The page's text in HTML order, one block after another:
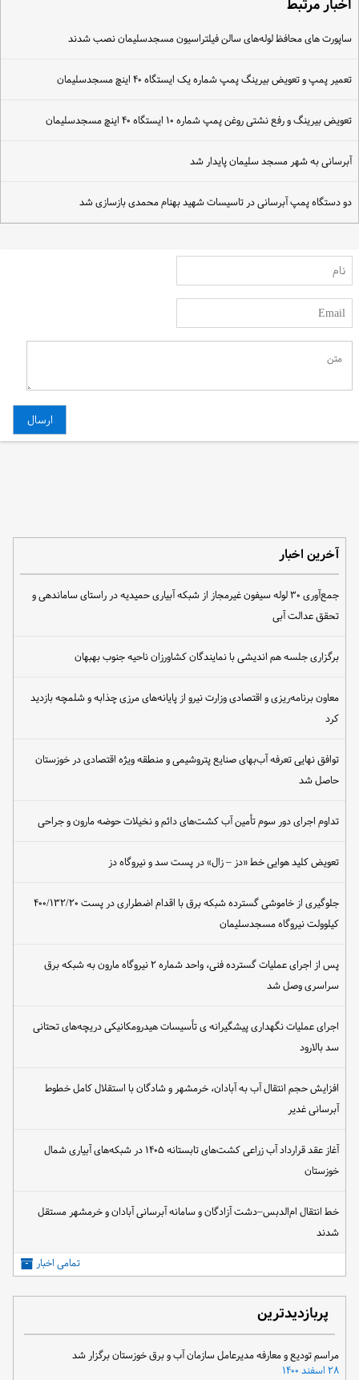
اخبار مرتبط
ساپورت های محافظ لوله‌های سالن فیلتراسیون مسجدسلیمان نصب شدند
تعمیر پمپ و تعویض بیرینگ پمپ شماره یک ایستگاه ۴۰ اینچ مسجدسلیمان
تعویض بیرینگ و رفع نشتی روغن پمپ شماره ۱۰ ایستگاه ۴۰ اینچ مسجدسلیمان
آبرسانی به شهر مسجد سلیمان پایدار شد
دو دستگاه پمپ آبرسانی در تاسیسات شهید بهنام محمدی بازسازی شد
آخرین اخبار
جمع‌آوری ۳۰ لوله سیفون غیرمجاز از شبکه آبیاری حمیدیه در راستای ساماندهی و
تحقق عدالت آبی
برگزاری جلسه هم اندیشی با نمایندگان کشاورزان ناحیه جنوب بهبهان
معاون برنامه‌ریزی و اقتصادی وزارت نیرو از پایانه‌های مرزی چذابه و شلمچه بازدید
کرد
توافق نهایی تعرفه آب‌بهای صنایع پتروشیمی و منطقه ویژه اقتصادی در خوزستان
حاصل شد
تداوم اجرای دور سوم تأمین آب کشت‌های دائم و نخیلات حوضه مارون و جراحی
تعویض کلید هوایی خط «دز – زال» در پست سد و نیروگاه دز
جلوگیری از خاموشی گسترده شبکه برق با اقدام اضطراری در پست ۴۰۰/۱۳۲/۲۰
کیلوولت نیروگاه مسجدسلیمان
پس از اجرای عملیات گسترده فنی، واحد شماره ۲ نیروگاه مارون به شبکه برق
سراسری وصل شد
اجرای عملیات نگهداری پیشگیرانه ی تأسیسات هیدرومکانیکی دریچه‌های تحتانی
سد بالارود
افزایش حجم انتقال آب به آبادان، خرمشهر و شادگان با استقلال کامل خطوط
آبرسانی غدیر
آغاز عقد قرارداد آب زراعی کشت‌های تابستانه ۱۴۰۵ در شبکه‌های آبیاری شمال
خوزستان
خط انتقال ام‌الدبس–دشت آزادگان و سامانه آبرسانی آبادان و خرمشهر مستقل
شدند
تمامی اخبار
پربازدیدترین
مراسم تودیع و معارفه مدیرعامل سازمان آب و برق خوزستان برگزار شد
۲۸ اسفند ۱۴۰۰